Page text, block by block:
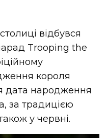
відбувся
Trooping the
короля
дата народження
за традицією
у червні.